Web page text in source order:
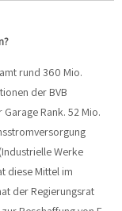
rund 360 Mio.
der BVB
Rank. 52 Mio.
Werke
diese Mittel im
der Regierungsrat